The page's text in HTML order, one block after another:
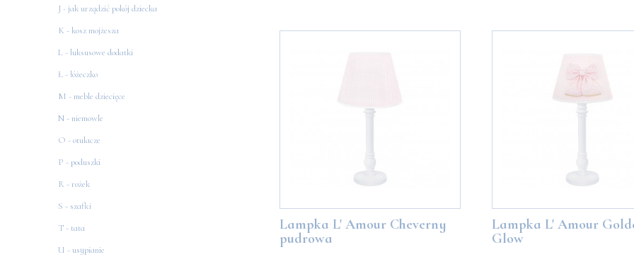
J - jak urządzić pokój dziecka
K - kosz mojżesza
L - luksusowe dodatki
Ł - łóżeczko
M - meble dziecięce
N - niemowle
O - otulacze
P - poduszki
R - rożek
S - szafki
T - tata
U - usypianie
Lampka L' Amour Cheverny
pudrowa
Lampka L' Amour
Glow